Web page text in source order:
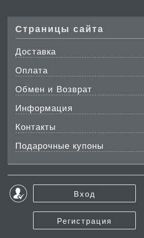
Страницы сайта
Доставка
Оплата
Обмен и Возврат
Информация
Контакты
Подарочные купоны
Вход
Регистрация